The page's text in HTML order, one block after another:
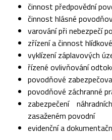
činnost předpovědní
činnost hlásné
varování při nebezpečí
zřízení a činnost
vyklízení záplavových
řízené ovlivňování
povodňové
povodňové záchranné
zabezpečení
zasaženém povodní
evidenční a